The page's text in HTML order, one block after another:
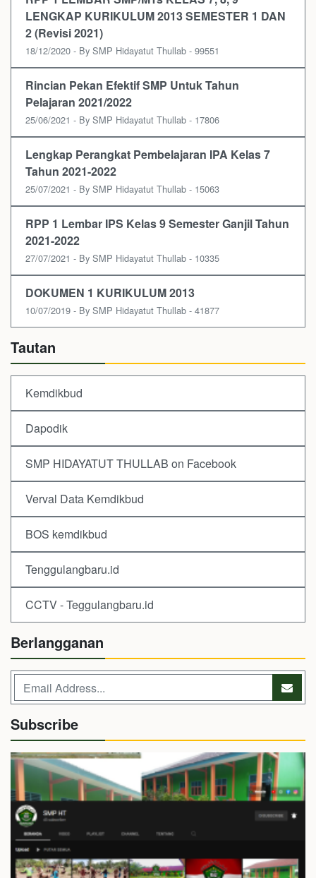
LENGKAP KURIKULUM 2013 SEMESTER 1 DAN
2 (Revisi 2021)
18/12/2020 - By SMP Hidayatut Thullab - 99551
Rincian Pekan Efektif SMP Untuk Tahun
Pelajaran 2021/2022
25/06/2021 - By SMP Hidayatut Thullab - 17806
Lengkap Perangkat Pembelajaran IPA Kelas 7
Tahun 2021-2022
25/07/2021 - By SMP Hidayatut Thullab - 15063
RPP 1 Lembar IPS Kelas 9 Semester Ganjil Tahun
2021-2022
27/07/2021 - By SMP Hidayatut Thullab - 10335
DOKUMEN 1 KURIKULUM 2013
10/07/2019 - By SMP Hidayatut Thullab - 41877
Tautan
Kemdikbud
Dapodik
SMP HIDAYATUT THULLAB on Facebook
Verval Data Kemdikbud
BOS kemdikbud
Tenggulangbaru.id
CCTV - Teggulangbaru.id
Berlangganan
Subscribe